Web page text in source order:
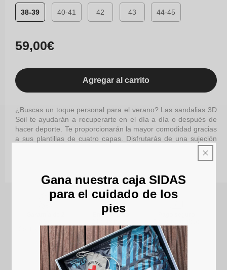
38-39 40-41 42 43 44-45
Precio
habitual
59,00€
Agregar al carrito
¿Buscas un toque personal para el verano? Las sandalias 3D
Soil te ayudarán a recuperarte en el día a día o después de
hacer deporte. Te proporcionarán la mayor comodidad gracias
a sus plantillas de cuatro capas. Disfrutarás de una sujeción
Contra todo defecto
Envío rápido
(excepto festivos y
fines de semana)
Gana nuestra caja SIDAS
para el cuidado de los
pies